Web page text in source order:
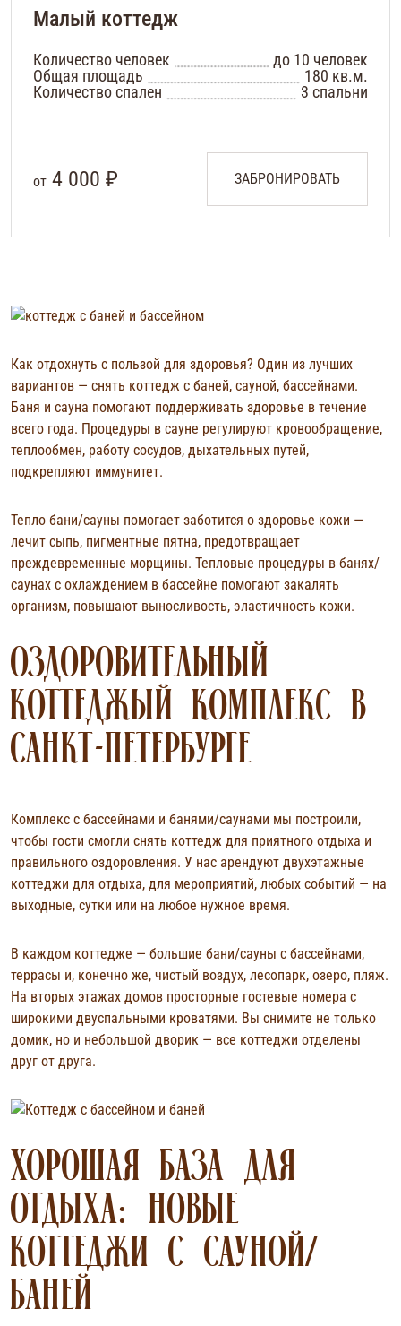
Малый коттедж
Количество человек
до 10 человек
Общая площадь
180 кв.м.
Количество спален
3 спальни
от 4 000 ₽ ЗАБРОНИРОВАТЬ
Количество человек
до 15 человек
Общая площадь
Количество спален
4 спальни
от 7 000 ₽ ЗАБРОНИРОВАТЬ
Количество человек
до 25 человек
Общая площадь
Количество спален
4 спальни
от 9 000 ₽ ЗАБРОНИРОВАТЬ
Количество человек
до 50 человек
Общая площадь
Количество спален
11 спален
от от 210 000 ₽ ЗАБРОНИРОВАТЬ
Как отдохнуть с пользой для здоровья? Один из лучших
вариантов — снять коттедж с баней, сауной, бассейнами.
Баня и сауна помогают поддерживать здоровье в течение
всего года. Процедуры в сауне регулируют кровообращение,
теплообмен, работу сосудов, дыхательных путей,
подкрепляют иммунитет.
Тепло бани/сауны помогает заботится о здоровье кожи —
лечит сыпь, пигментные пятна, предотвращает
преждевременные морщины. Тепловые процедуры в банях/
саунах с охлаждением в бассейне помогают закалять
организм, повышают выносливость, эластичность кожи.
ОЗДОРОВИТЕЛЬНЫЙ
КОТТЕДЖЫЙ КОМПЛЕКС В
САНКТ-ПЕТЕРБУРГЕ
Комплекс с бассейнами и банями/саунами мы построили,
чтобы гости смогли снять коттедж для приятного отдыха и
правильного оздоровления. У нас арендуют двухэтажные
коттеджи для отдыха, для мероприятий, любых событий — на
выходные, сутки или на любое нужное время.
В каждом коттедже — большие бани/сауны с бассейнами,
террасы и, конечно же, чистый воздух, лесопарк, озеро, пляж.
На вторых этажах домов просторные гостевые номера с
широкими двуспальными кроватями. Вы снимите не только
домик, но и небольшой дворик — все коттеджи отделены
друг от друга.
ХОРОШАЯ БАЗА ДЛЯ
ОТДЫХА: НОВЫЕ
КОТТЕДЖИ С САУНОЙ/
БАНЕЙ